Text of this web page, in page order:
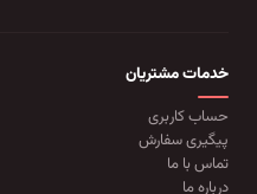
خدمات مشتریان
حساب کاربری
پیگیری سفارش
تماس با ما
درباره ما